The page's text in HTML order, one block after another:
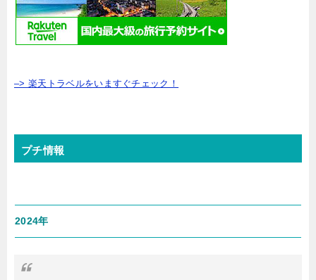
–> 楽天トラベルをいますぐチェック！
プチ情報
2024年